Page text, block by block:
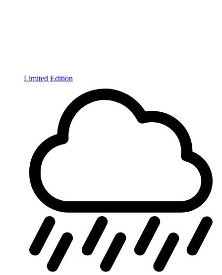
Limited Edition